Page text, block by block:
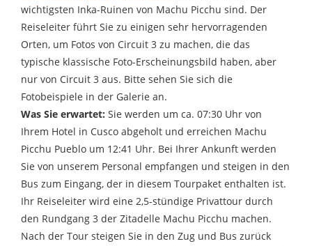
wichtigsten Inka-Ruinen von Machu Picchu sind. Der
Reiseleiter führt Sie zu einigen sehr hervorragenden
Orten, um Fotos von Circuit 3 zu machen, die das
typische klassische Foto-Erscheinungsbild haben, aber
nur von Circuit 3 aus. Bitte sehen Sie sich die
Fotobeispiele in der Galerie an.
Was Sie erwartet: Sie werden um ca. 07:30 Uhr von
Ihrem Hotel in Cusco abgeholt und erreichen Machu
Picchu Pueblo um 12:41 Uhr. Bei Ihrer Ankunft werden
Sie von unserem Personal empfangen und steigen in den
Bus zum Eingang, der in diesem Tourpaket enthalten ist.
Ihr Reiseleiter wird eine 2,5-stündige Privattour durch
den Rundgang 3 der Zitadelle Machu Picchu machen.
Nach der Tour steigen Sie in den Zug und Bus zurück